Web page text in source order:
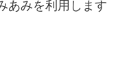
あみを利用します